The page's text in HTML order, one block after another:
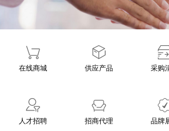
天使投资，股权众筹融资；9、企业法
在线商城 供应产品 采购
人才招聘 招商代理 品牌